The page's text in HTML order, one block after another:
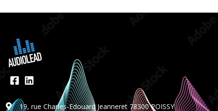
19, rue Charles-Edouard Jeanneret 78300 POISSY